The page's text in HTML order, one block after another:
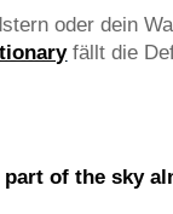
oder dein
fällt die
part of thesky